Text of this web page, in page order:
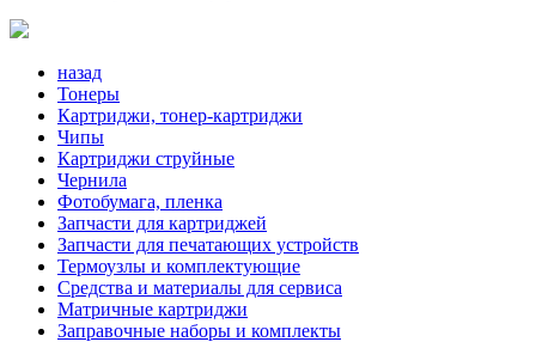
назад
Тонеры
Картриджи, тонер-картриджи
Чипы
Картриджи струйные
Чернила
Фотобумага, пленка
Запчасти для картриджей
Запчасти для печатающих устройств
Термоузлы и комплектующие
Средства и материалы для сервиса
Матричные картриджи
Заправочные наборы и комплекты